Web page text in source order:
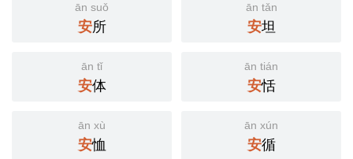
ān suǒ
安所
ān tǎn
安坦
ān tǐ
安体
ān tián
安恬
ān xù
安恤
ān xún
安循